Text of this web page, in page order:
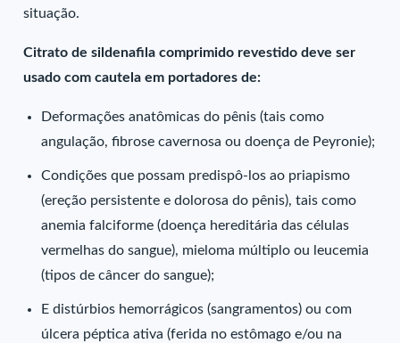
situação.
Citrato de sildenafila comprimido revestido deve ser
usado com cautela em portadores de:
Deformações anatômicas do pênis (tais como
angulação, fibrose cavernosa ou doença de Peyronie);
Condições que possam predispô-los ao priapismo
(ereção persistente e dolorosa do pênis), tais como
anemia falciforme (doença hereditária das células
vermelhas do sangue), mieloma múltiplo ou leucemia
(tipos de câncer do sangue);
E distúrbios hemorrágicos (sangramentos) ou com
úlcera péptica ativa (ferida no estômago e/ou na